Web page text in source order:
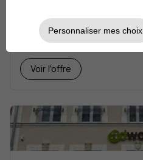
Saint-Nazaire - 44 Intérim
Voir l’offre
Personnaliser mes choix